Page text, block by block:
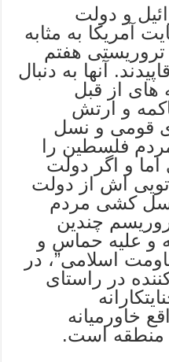
و دولت
آمریکا به مثابه
هفتم
آنها به دنبال
های از قبل
و ارتش
قومی و نسل
فلسطین را
اما و اگر دولت
اش از دولت
کشی مردم
چندین
و علیه حماس و
اسلامی”، در
در راستای
خاورمیانه
منطقه است.